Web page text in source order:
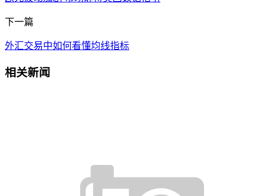
下一篇
外汇交易中如何看懂均线指标
相关新闻